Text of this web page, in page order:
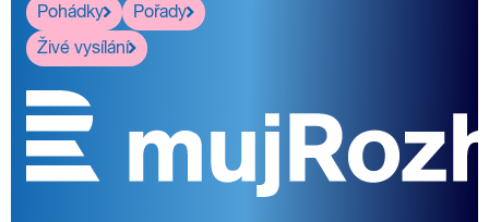
Pohádky
Pořady
Živé vysílání